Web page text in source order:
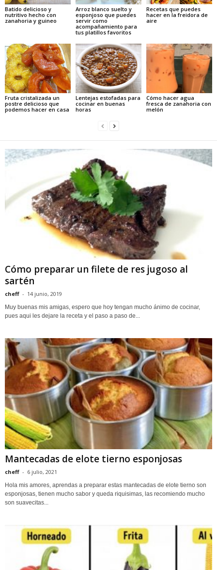
Batido delicioso y
nutritivo hecho con
zanahoria y guineo
Arroz blanco suelto y
esponjoso que puedes
servir como
acompañamiento para
tus platillos favoritos
Recetas que puedes
hacer en la freidora de
aire
Fruta cristalizada un
postre delicioso que
podemos hacer en casa
Lentejas estofadas para
cocinar en buenas
horas
Cómo hacer agua
fresca de zanahoria con
melón
Cómo preparar un filete de res jugoso al
sartén
cheff - 14 junio, 2019
Muy buenas mis amigas, espero que hoy tengan mucho ánimo de cocinar,
pues aqui les dejare la receta y el paso a paso de...
Mantecadas de elote tierno esponjosas
cheff - 6 julio, 2021
Hola mis amores, aprendas a preparar estas mantecadas de elote tierno son
esponjosas, tienen mucho sabor y queda riquisimas, las recomiendo mucho
son suavecitas...